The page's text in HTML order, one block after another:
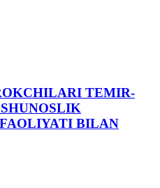
TEMIR-
BILAN